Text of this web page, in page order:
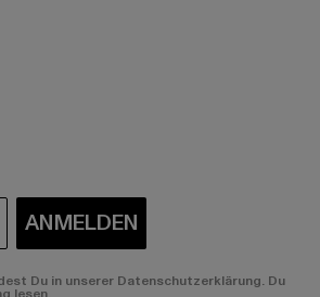
ANMELDEN
Du in unserer Datenschutzerklärung. Du